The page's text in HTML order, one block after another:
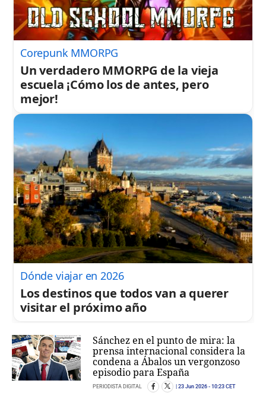
Corepunk MMORPG
Un verdadero MMORPG de la vieja
escuela ¡Cómo los de antes, pero
mejor!
Dónde viajar en 2026
Los destinos que todos van a querer
visitar el próximo año
Sánchez en el punto de mira: la
prensa internacional considera la
condena a Ábalos un vergonzoso
episodio para España
PERIODISTA DIGITAL 23 Jun 2026 - 10:23 CET